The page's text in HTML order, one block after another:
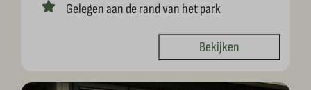
Gelegen aan de rand van het park
Bekijken